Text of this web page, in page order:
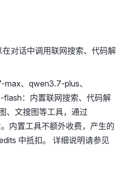
对话中调用联网搜索、代码解
、qwen3.7-plus、
：内置联网搜索、代码解
、文搜图等工具，通过
内置工具不额外收费，产生的
中抵扣。 详细说明请参见